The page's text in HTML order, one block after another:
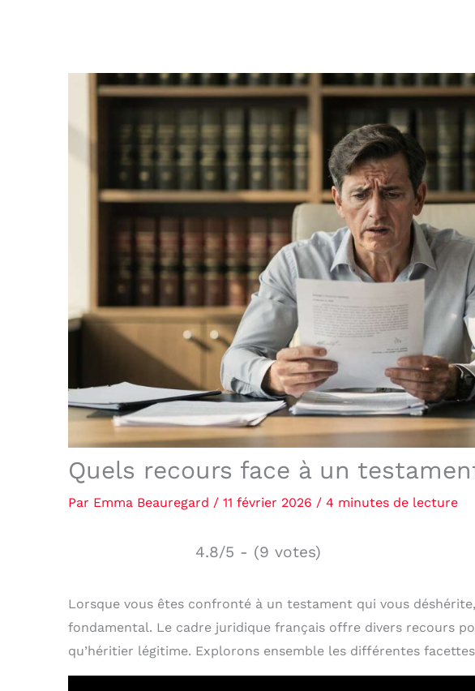
Quels recours face à un
Par Emma Beauregard / 11 février 2026 / 4 minutes de lecture
4.8/5 - (9 votes)
Lorsque vous êtes confronté à un testament qui vous
fondamental. Le cadre juridique français offre divers recours
qu’héritier légitime. Explorons ensemble les différentes